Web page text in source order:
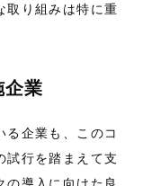
取り組みは特に重
業
る企業も、このコ
試行を踏まえて支
の導入に向けた良